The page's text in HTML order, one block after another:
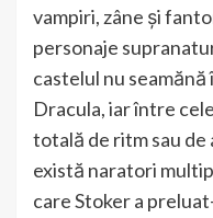
vampiri, zâne și
personaje
castelul nu
Dracula, iar între
totală de ritm sau de
există naratori
care Stoker a